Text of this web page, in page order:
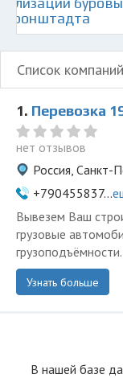
Кронштадта
Список
1. Перевозка
нет отзывов
Россия, Санкт-
+790455837...
Вывезем Ваш
грузовые
Узнать больше
В нашей базе